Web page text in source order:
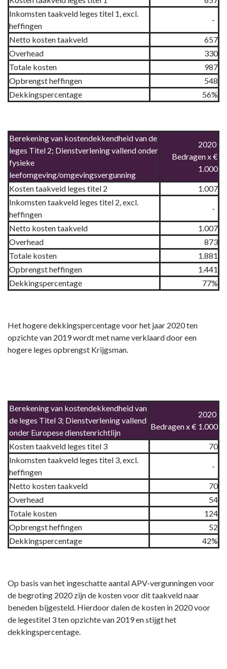
Inkomsten taakveld leges titel 1, excl.
heffingen
-
Netto kosten taakveld
657
Overhead
330
Totale kosten
987
Opbrengst heffingen
548
Dekkingspercentage
56%
Berekening van kostendekkendheid van de
leges Titel 2; Dienstverlening vallend onder
fysieke
leefomgeving/omgevingsvergunning
2020
Bedragen x €
1.000
Kosten taakveld leges titel 2
1.007
Inkomsten taakveld leges titel 2, excl.
heffingen
-
Netto kosten taakveld
1.007
Overhead
873
Totale kosten
1.881
Opbrengst heffingen
1.441
Dekkingspercentage
77%
Het hogere dekkingspercentage voor het jaar 2020 ten
opzichte van 2019 wordt met name verklaard door een
hogere leges opbrengst Krijgsman.
Berekening van kostendekkendheid van
de leges Titel 3; Dienstverlening vallend
onder Europese dienstenrichtlijn
2020
Bedragen x € 1.000
Kosten taakveld leges titel 3
70
Inkomsten taakveld leges titel 3, excl.
heffingen
-
Netto kosten taakveld
70
Overhead
54
Totale kosten
124
Opbrengst heffingen
52
Dekkingspercentage
42%
Op basis van het ingeschatte aantal APV-vergunningen voor
de begroting 2020 zijn de kosten voor dit taakveld naar
beneden bijgesteld. Hierdoor dalen de kosten in 2020 voor
de legestitel 3 ten opzichte van 2019 en stijgt het
dekkingspercentage.